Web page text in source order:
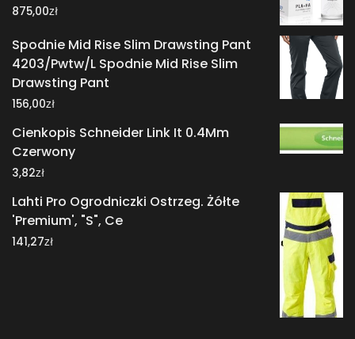
875,00zł
Spodnie Mid Rise Slim Drawsting Pant
4203/Pwtw/L Spodnie Mid Rise Slim
Drawsting Pant
156,00zł
Cienkopis Schneider Link It 0.4Mm
Czerwony
3,82zł
Lahti Pro Ogrodniczki Ostrzeg. Żółte
'Premium', "S", Ce
141,27zł